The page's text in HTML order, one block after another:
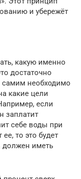
и убережёт
какую именно
достаточно
необходимо
какие цели
если
заплатит
себе воды при
то это будет
иметь